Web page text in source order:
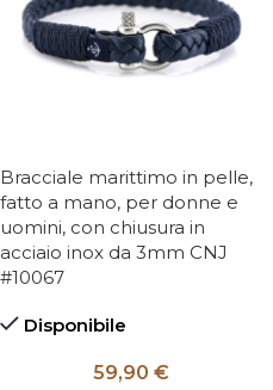
Bracciale marittimo in pelle,
fatto a mano, per donne e
uomini, con chiusura in
acciaio inox da 3mm CNJ
#10067
Disponibile
59,90 €